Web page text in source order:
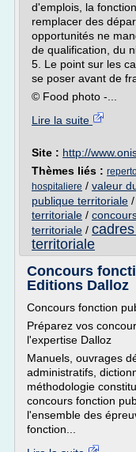
d'emplois, la
remplacer des
opportunités ne
de qualification, du
5. Le point sur les
se poser avant de
© Food photo -...
Lire la suite
Site : http://
Thèmes liés :
hospitaliere / valeur
publique territoriale /
territoriale /
territoriale /
territoriale
Concours
Editions Dalloz
Concours fonction
Préparez vos
l'expertise Dalloz
Manuels, ouvrages
administratifs,
méthodologie
concours fonction
l'ensemble des
fonction...